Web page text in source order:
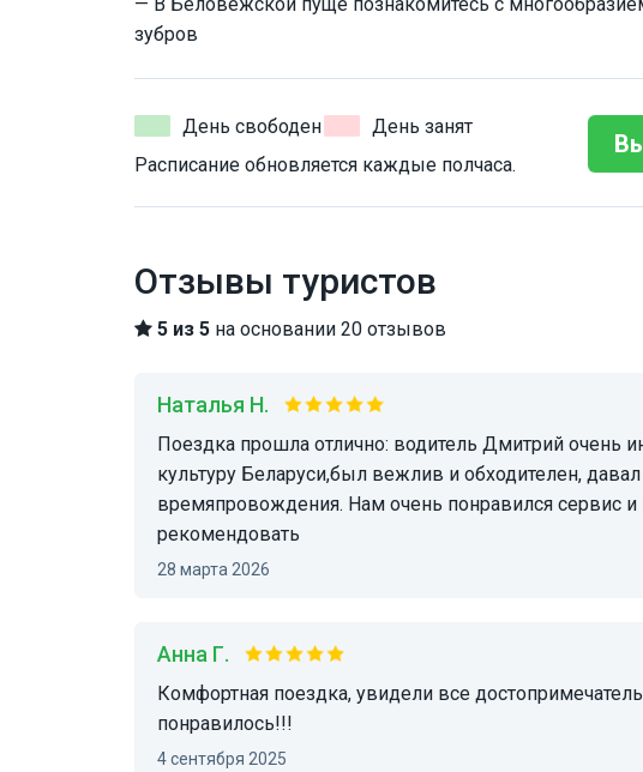
зубров
День свободен
День занят
Расписание обновляется каждые полчаса.
Отзывы туристов
5 из 5 на основании 20 отзывов
Наталья Н.
Поездка прошла отлично: водитель Дмитрий очень интересно рассказывал про историю и
культуру Беларуси,был вежлив и обходителен,
времяпровождения. Нам очень понравился сервис
рекомендовать
28 марта 2026
Анна Г.
Комфортная поездка, увидели все достопримечательности. Спасибо водителю. Очень
понравилось!!!
4 сентября 2025